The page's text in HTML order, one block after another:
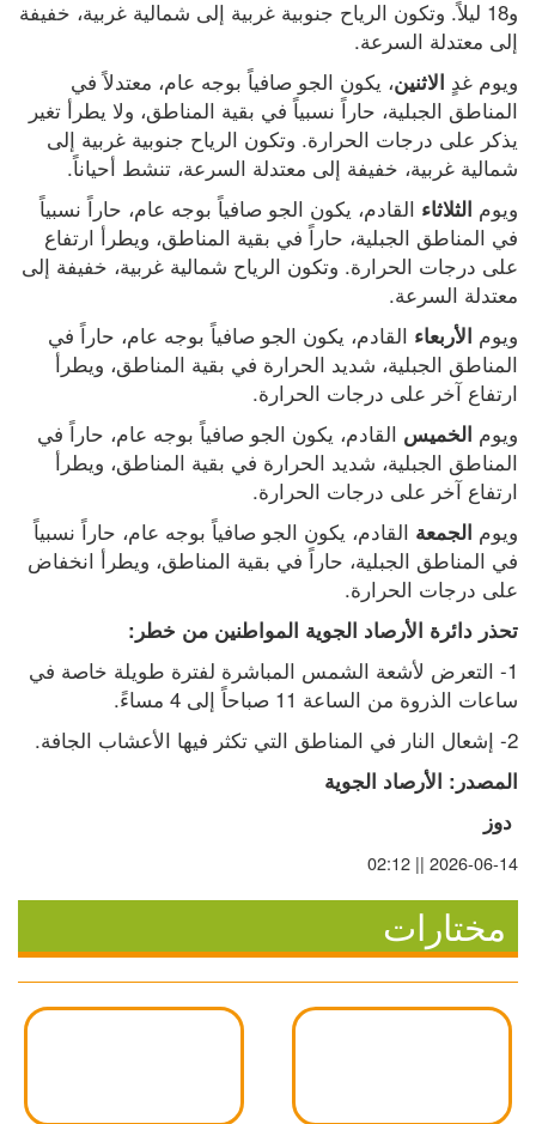
إلى معتدلة السرعة.
ويوم غدٍ الاثنين
شمالية غربية، خفيفة إلى معتدلة السرعة، تنشط أحياناً.
ويوم الثلاثاء
القادم، يكون الجو صافياً بوجه عام، حاراً نسبياً
معتدلة السرعة.
ويوم الأربعاء
ارتفاع آخر على درجات الحرارة.
ويوم الخميس
ارتفاع آخر على درجات الحرارة.
ويوم الجمعة
القادم، يكون الجو صافياً بوجه عام، حاراً نسبياً
على درجات الحرارة.
تحذر دائرة الأرصاد الجوية المواطنين من خطر:
ساعات الذروة من الساعة 11 صباحاً إلى 4 مساءً.
2- إشعال النار في المناطق التي تكثر فيها الأعشاب الجافة.
المصدر: الأرصاد الجوية
2026-06-14 || 02:12
مختارات